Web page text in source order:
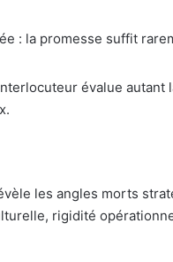
: la promesse suffit
évalue autant
les angles morts
rigidité